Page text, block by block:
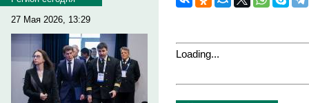
27 Мая 2026, 13:29
Loading...